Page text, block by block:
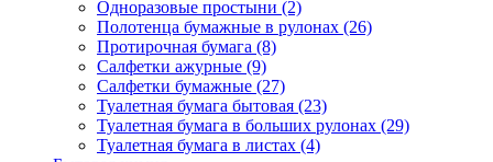
Одноразовые простыни (2)
Полотенца бумажные в рулонах (26)
Протирочная бумага (8)
Салфетки ажурные (9)
Салфетки бумажные (27)
Туалетная бумага бытовая (23)
Туалетная бумага в больших рулонах (29)
Туалетная бумага в листах (4)